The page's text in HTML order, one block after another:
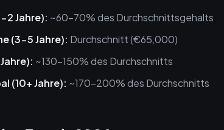
2 Jahre): ~60-70% des Durchschnittsgehalts
(3-5 Jahre): Durchschnitt (€65,000)
~130-150% des Durchschnitts
(10+ Jahre): ~170-200% des Durchschnitts